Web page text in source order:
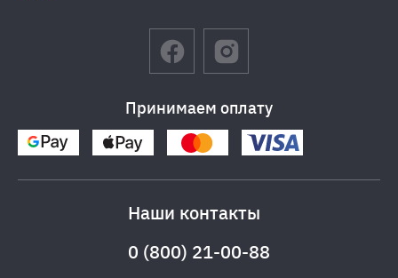
Принимаем оплату
Наши контакты
0 (800) 21-00-88